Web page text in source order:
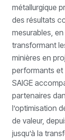
métallurgique
des résultats
mesurables, en
transformant
minières en
performants et
SAIGE
partenaires
l’optimisation
de valeur,
jusqu’à la